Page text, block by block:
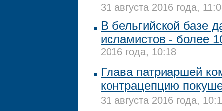
31 августа 2016 года,
В бельгийской базе
исламистов - более
2016 года, 10:18
Глава патриаршей
контрацепцию
31 августа 2016 года,